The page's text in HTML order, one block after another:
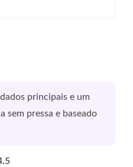
principais e um
sem pressa e baseado